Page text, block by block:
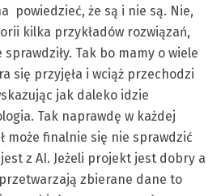
powiedzieć, że są i nie są. Nie,
kilka przykładów rozwiązań,
Tak bo mamy o wiele
się przyjęła i wciąż przechodzi
jak daleko idzie
Tak naprawdę w każdej
może finalnie się nie sprawdzić
z AI. Jeżeli projekt jest dobry a
zbierane dane to